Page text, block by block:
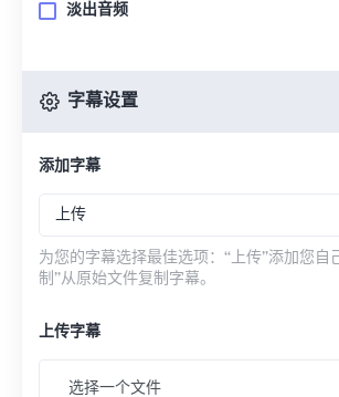
淡出音频
字幕设置
添加字幕
上传
为您的字幕选择最佳选项：“上传”添加您自
制”从原始文件复制字幕。
上传字幕
选择一个文件